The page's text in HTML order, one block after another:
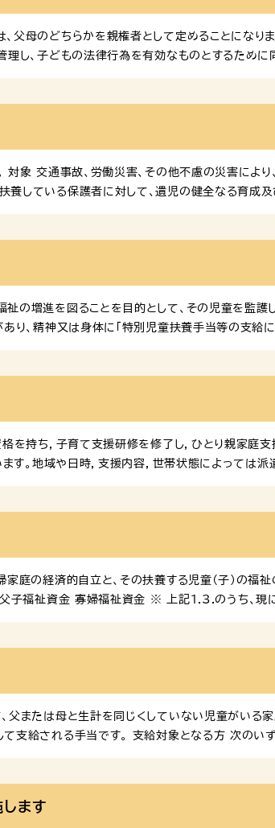
母のどちらかを親権者として定めることになりま
し、子どもの法律行為を有効なものとするために
交流等に関する規定を見直すもので、令和８年（
象 交通事故、労働災害、その他不慮の災害により
している保護者に対して、遺児の健全なる育成
の増進を図ることを目的として、その児童を監護
、精神又は身体に「特別児童扶養手当等の支給に
た額以上の所得があるとき。 支給額 （令和８年4
持ち，子育て支援研修を修了し，ひとり親家庭支
す。地域や日時，支援内容，世帯状態によっては
庭の経済的自立と、その扶養する児童（子）の福祉
子福祉資金 寡婦福祉資金 ※ 上記1.3.のうち、現
度資金（児童対象分）以外の資金 原則、連帯保 […]
または母と生計を同じくしていない児童がいる家
支給される手当です。 支給対象となる方 次のいず
は前々年の所得）によって決まります。手当額は
ます